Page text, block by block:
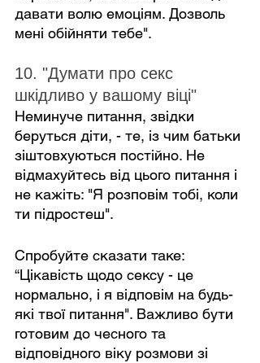
давати волю емоціям. Дозволь
мені обійняти тебе".
10. "Думати про секс
шкідливо у вашому віці"
Неминуче питання, звідки
беруться діти, - те, із чим батьки
зіштовхуються постійно. Не
відмахуйтесь від цього питання і
не кажіть: "Я розповім тобі, коли
ти підростеш".
Спробуйте сказати таке:
“Цікавість щодо сексу - це
нормально, і я відповім на будь-
які твої питання". Важливо бути
готовим до чесного та
відповідного віку розмови зі